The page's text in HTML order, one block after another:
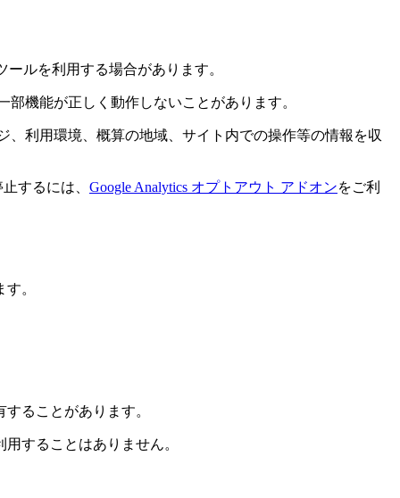
ルを利用する場合があります。
機能が正しく動作しないことがあります。
、利用環境、概算の地域、サイト内での操作等の情報を収
するには、 Google Analytics オプトアウト アドオンをご利
。
ることがあります。
することはありません。